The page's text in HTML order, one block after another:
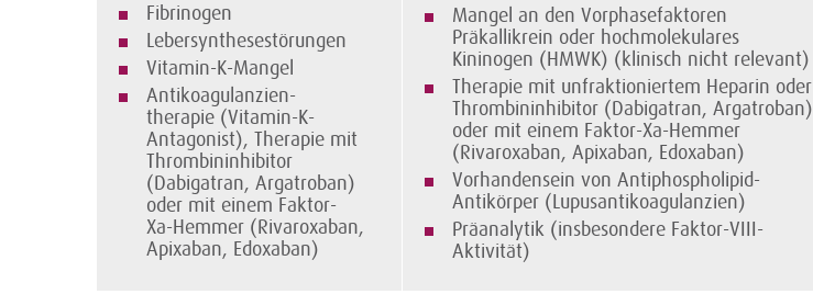
Fibrinogen
Lebersynthesestörungen
Vitamin-K-Mangel
Antikoagulanzien-
therapie (Vitamin-K-
Antagonist), Therapie mit
Thrombin­inhibitor
(Dabigatran, Argatroban)
oder mit einem Faktor-
Xa-Hemmer (Rivaroxaban,
Apixaban, Edoxaban)
Mangel an den Vorphasefaktoren
Präkallikrein oder hochmolekulares
Kininogen (HMWK) (klinisch nicht relevant)
Therapie mit unfraktioniertem Heparin oder
Thrombininhibitor (Dabigatran, Argatroban)
oder mit einem Faktor-Xa-Hemmer
(Rivaroxaban, Apixaban, Edoxaban)
Vorhandensein von Antiphospholipid-
Antikörper (Lupusantikoagulanzien)
Präanalytik (insbesondere Faktor-VIII-
Aktivität)